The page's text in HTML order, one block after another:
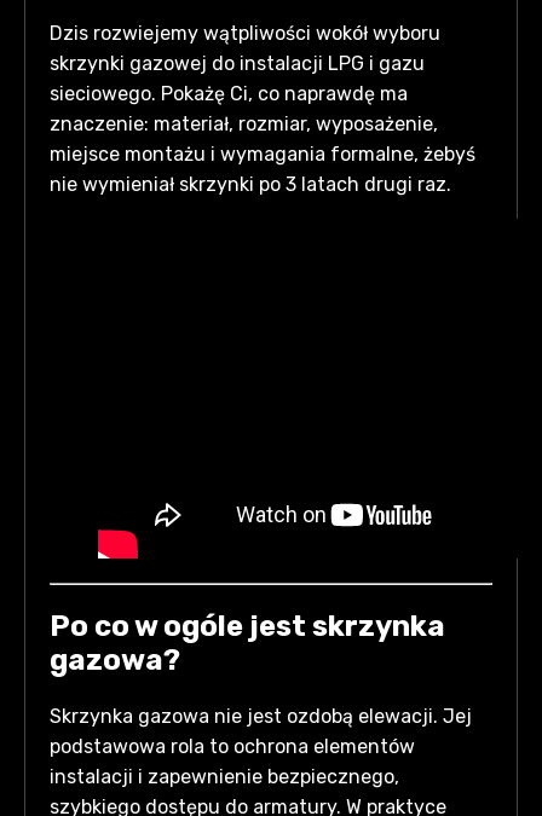
wymiar (realizacja ok. 2 tyg.), ustal
kierunek otwierania i dostęp serwisowy.
Pamiętaj o rocznej kontroli zgodnie z
art.62 Prawa budowlanego.
Dzis rozwiejemy wątpliwości wokół wyboru
skrzynki gazowej do instalacji LPG i gazu
sieciowego. Pokażę Ci, co naprawdę ma
znaczenie: materiał, rozmiar, wyposażenie,
miejsce montażu i wymagania formalne, żebyś
nie wymieniał skrzynki po 3 latach drugi raz.
Po co w ogóle jest skrzynka
gazowa?
Skrzynka gazowa nie jest ozdobą elewacji. Jej
podstawowa rola to ochrona elementów
instalacji i zapewnienie bezpiecznego,
szybkiego dostępu do armatury. W praktyce